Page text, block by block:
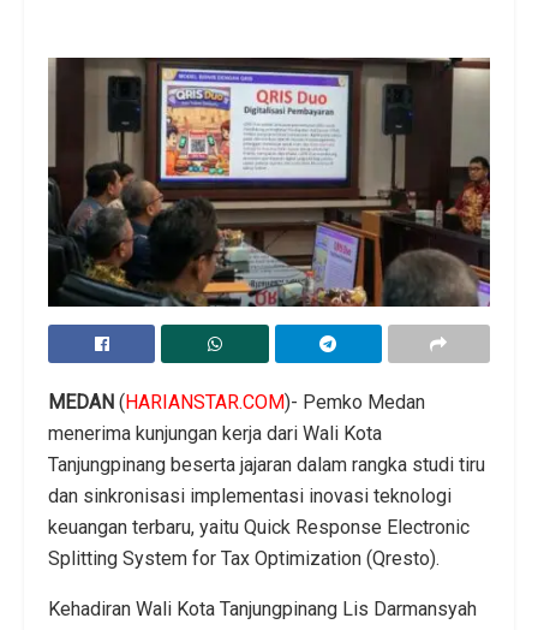
MEDAN (HARIANSTAR.COM)- Pemko Medan
menerima kunjungan kerja dari Wali Kota
Tanjungpinang beserta jajaran dalam rangka studi tiru
dan sinkronisasi implementasi inovasi teknologi
keuangan terbaru, yaitu Quick Response Electronic
Splitting System for Tax Optimization (Qresto).
Kehadiran Wali Kota Tanjungpinang Lis Darmansyah